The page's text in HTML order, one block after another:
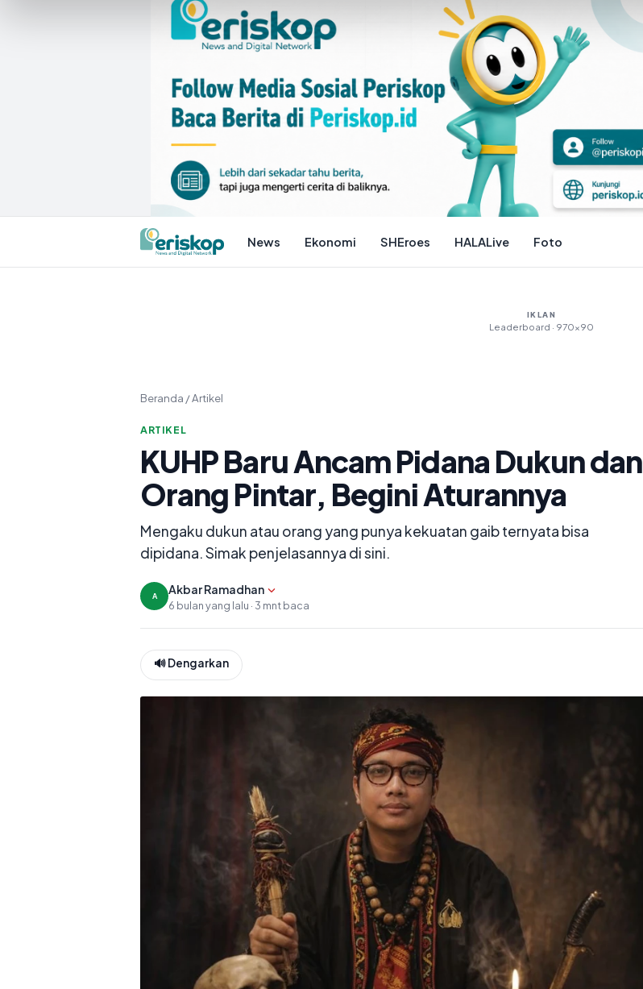
Periskop.id News Ekonomi SHEroes HALALive Foto
IKLAN
Leaderboard · 970×90
Beranda /Artikel
ARTIKEL
KUHP Baru Ancam Pidana Dukun dan
Orang Pintar, Begini Aturannya
Mengaku dukun atau orang yang punya kekuatan gaib ternyata bisa
dipidana. Simak penjelasannya di sini.
A Akbar RamadhanTampilkan editor
6 bulan yang lalu · 3 mnt baca
🔊 Dengarkan